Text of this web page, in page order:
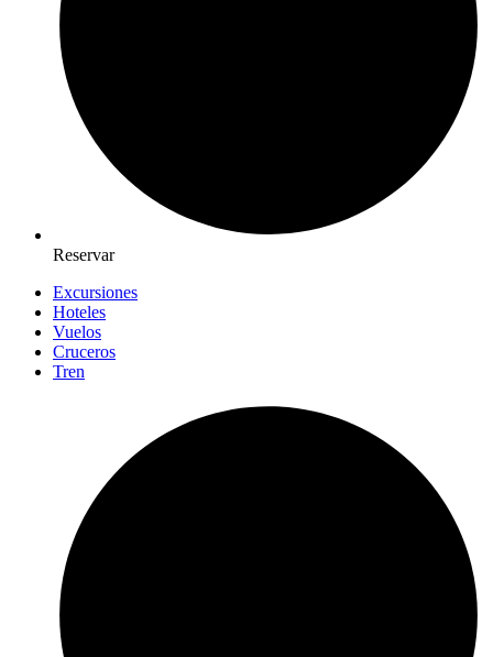
Reservar
Excursiones
Hoteles
Vuelos
Cruceros
Tren